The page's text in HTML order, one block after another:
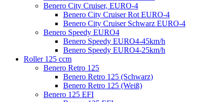
Benero City Cruiser, EURO-4
Benero City Cruiser Rot EURO-4
Benero City Cruiser Schwarz EURO-4
Benero Speedy EURO4
Benero Speedy EURO4-45km/h
Benero Speedy EURO4-25km/h
Roller 125 ccm
Benero Retro 125
Benero Retro 125 (Schwarz)
Benero Retro 125 (Weiß)
Benero 125 EFI